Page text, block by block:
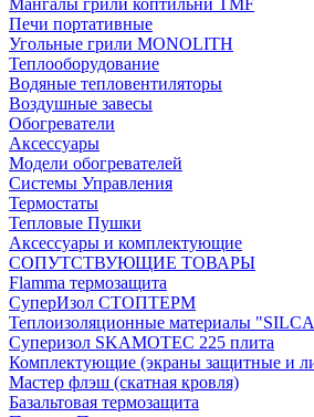
Мангалы грили коптильни TMF
Печи портативные
Угольные грили MONOLITH
Теплооборудование
Водяные тепловентиляторы
Воздушные завесы
Обогреватели
Аксессуары
Модели обогревателей
Системы Управления
Термостаты
Тепловые Пушки
Аксессуары и комплектующие
СОПУТСТВУЮЩИЕ ТОВАРЫ
Flamma термозащита
СуперИзол СТОПТЕРМ
Теплоизоляционные материалы
Суперизол SKAMOTEC 225 плита
Комплектующие (экраны защитные и
Мастер флэш (скатная кровля)
Базальтовая термозащита